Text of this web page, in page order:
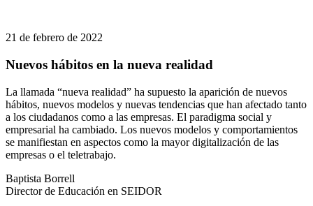
21 de febrero de 2022
Nuevos hábitos en la nueva realidad
La llamada “nueva realidad” ha supuesto la aparición de nuevos
hábitos, nuevos modelos y nuevas tendencias que han afectado tanto
a los ciudadanos como a las empresas. El paradigma social y
empresarial ha cambiado. Los nuevos modelos y comportamientos
se manifiestan en aspectos como la mayor digitalización de las
empresas o el teletrabajo.
Baptista Borrell
Director de Educación en SEIDOR